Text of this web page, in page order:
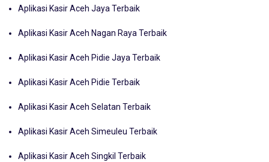
Aplikasi Kasir Aceh Jaya Terbaik
Aplikasi Kasir Aceh Nagan Raya Terbaik
Aplikasi Kasir Aceh Pidie Jaya Terbaik
Aplikasi Kasir Aceh Pidie Terbaik
Aplikasi Kasir Aceh Selatan Terbaik
Aplikasi Kasir Aceh Simeuleu Terbaik
Aplikasi Kasir Aceh Singkil Terbaik